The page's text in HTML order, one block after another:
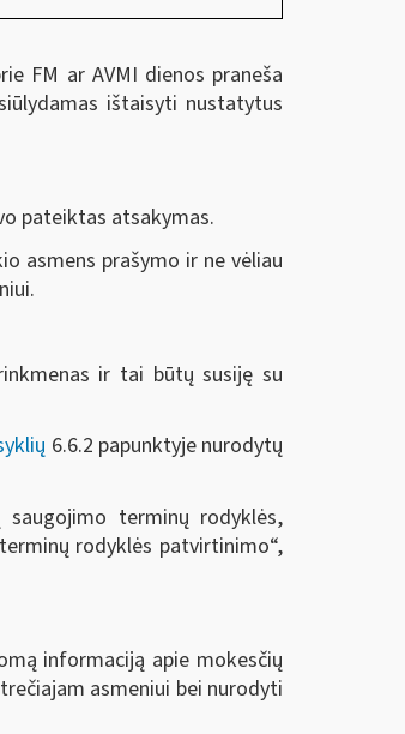
FM ar AVMI dienos praneša
ištaisyti nustatytus
pateiktas atsakymas.
asmens prašymo ir ne vėliau
ir tai būtų susiję su
6.6.2 papunktyje nurodytų
terminų rodyklės,
rodyklės patvirtinimo“,
informaciją apie mokesčių
asmeniui bei nurodyti